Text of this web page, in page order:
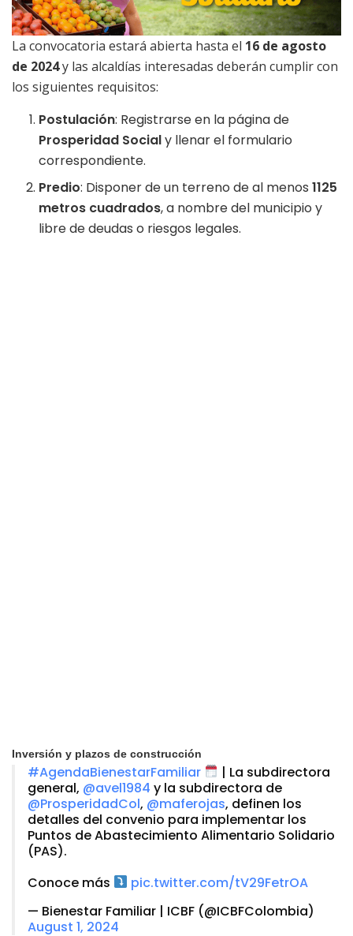
La convocatoria estará abierta hasta el 16 de agosto
de 2024y las alcaldías interesadas deberán cumplir con
los siguientes requisitos:
Postulación: Registrarse en la página de
Prosperidad Socialy llenar el formulario
correspondiente.
Predio: Disponer de un terreno de al menos1125
metros cuadrados, a nombre del municipio y
libre de deudas o riesgos legales.
Inversión y plazos de construcción
#AgendaBienestarFamiliar
| La subdirectora
general, @avel1984 y la subdirectora de
@ProsperidadCol, @maferojas, definen los
detalles del convenio para implementar los
Puntos de Abastecimiento Alimentario Solidario
(PAS).
Conoce más
pic.twitter.com/tV29FetrOA
— Bienestar Familiar | ICBF (@ICBFColombia)
August 1, 2024